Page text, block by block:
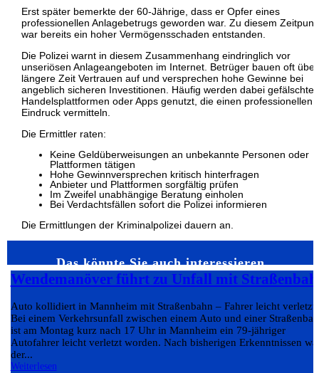
Erst später bemerkte der 60-Jährige, dass er Opfer eines
professionellen Anlagebetrugs geworden war. Zu diesem
war bereits ein hoher Vermögensschaden entstanden.
Die Polizei warnt in diesem Zusammenhang eindringlich vor
unseriösen Anlageangeboten im Internet. Betrüger bauen oft über
längere Zeit Vertrauen auf und versprechen hohe Gewinne bei
angeblich sicheren Investitionen. Häufig werden dabei gefälschte
Handelsplattformen oder Apps genutzt, die einen professionellen
Eindruck vermitteln.
Die Ermittler raten:
Keine Geldüberweisungen an unbekannte Personen oder
Plattformen tätigen
Hohe Gewinnversprechen kritisch hinterfragen
Anbieter und Plattformen sorgfältig prüfen
Im Zweifel unabhängige Beratung einholen
Bei Verdachtsfällen sofort die Polizei informieren
Die Ermittlungen der Kriminalpolizei dauern an.
Das könnte Sie auch interessieren…
Wendemanöver führt zu Unfall mit
Auto kollidiert in Mannheim mit Straßenbahn – Fahrer leicht verletzt
Bei einem Verkehrsunfall zwischen einem Auto und einer
ist am Montag kurz nach 17 Uhr in Mannheim ein 79-jähriger
Autofahrer leicht verletzt worden. Nach bisherigen Erkenntnissen
der...
Weiterlesen